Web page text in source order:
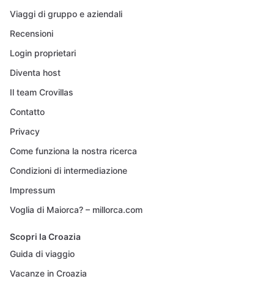
Viaggi di gruppo e aziendali
Recensioni
Login proprietari
Diventa host
Il team Crovillas
Contatto
Privacy
Come funziona la nostra ricerca
Condizioni di intermediazione
Impressum
Voglia di Maiorca? – millorca.com
Scopri la Croazia
Guida di viaggio
Vacanze in Croazia